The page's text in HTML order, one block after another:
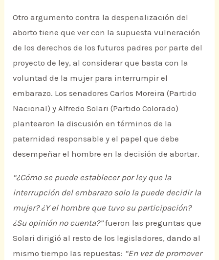
Otro argumento contra la despenalización del
aborto tiene que ver con la supuesta vulneración
de los derechos de los futuros padres por parte del
proyecto de ley, al considerar que basta con la
voluntad de la mujer para interrumpir el
embarazo. Los senadores Carlos Moreira (Partido
Nacional) y Alfredo Solari (Partido Colorado)
plantearon la discusión en términos de la
paternidad responsable y el papel que debe
desempeñar el hombre en la decisión de abortar.
“¿Cómo se puede establecer por ley que la
interrupción del embarazo solo la puede decidir la
mujer? ¿Y el hombre que tuvo su participación?
¿Su opinión no cuenta?”fueron las preguntas que
Solari dirigió al resto de los legisladores, dando al
mismo tiempo las repuestas: “En vez de promover